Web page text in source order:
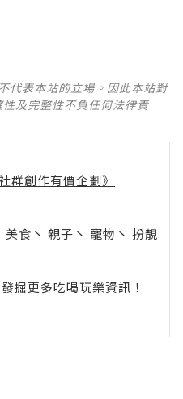
代表本站的立場。因此本站對
及完整性不負任何法律責
群創作有價企劃》
美食 丶 親子 丶 寵物 丶 扮靚
掘更多吃喝玩樂資訊！